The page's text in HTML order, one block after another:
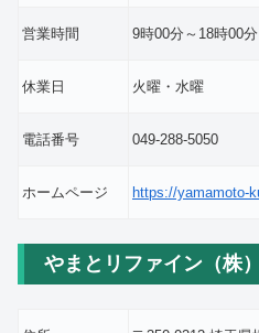
営業時間 9時00分～18時00分
休業日 火曜・水曜
電話番号 049-288-5050
ホームページ https://yamamoto-
やまとリファイン（株）